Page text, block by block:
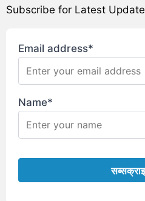
Subscribe for Latest Update
Email address*
Name*